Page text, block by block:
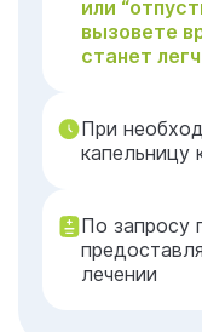
или
вызовете
станет
При
капельницу
По запросу
лечении